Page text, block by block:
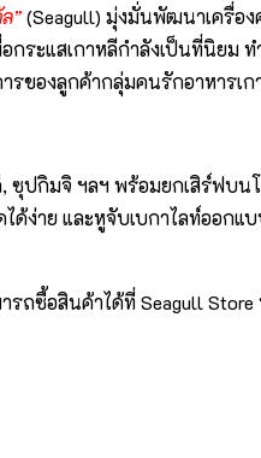
”(Seagull) มุ่งมั่นพัฒนาเครื่อ
ระแสเกาหลีกำลังเป็นที่นิย
องลูกค้ากลุ่มคนรักอาหารเก
ปกิมจิ ฯลฯ พร้อมยกเสิร์ฟบ
ด้ง่าย และหูจับเบกาไลท์ออ
ซื้อสินค้าได้ที่ Seagull